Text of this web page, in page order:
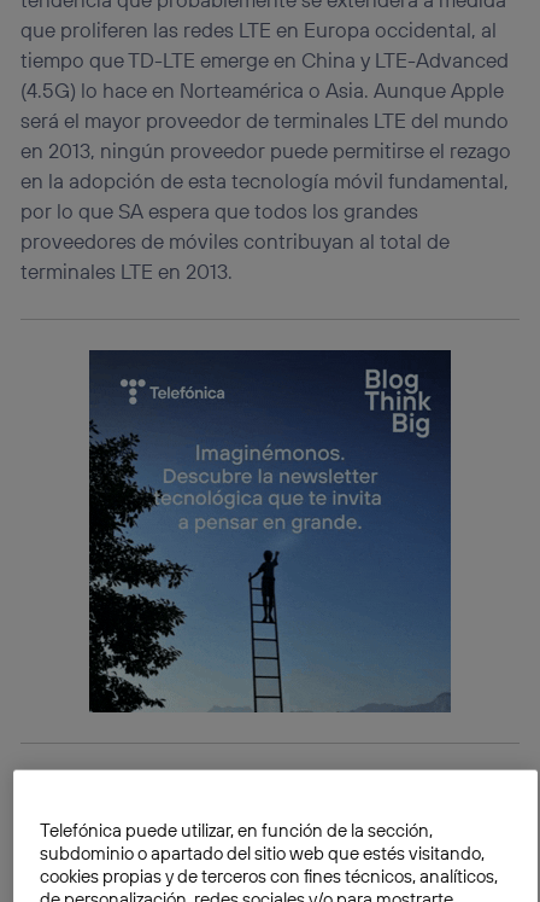
que proliferen las redes LTE en Europa occidental, al
tiempo que TD-LTE emerge en China y LTE-Advanced
(4.5G) lo hace en Norteamérica o Asia. Aunque Apple
será el mayor proveedor de terminales LTE del mundo
en 2013, ningún proveedor puede permitirse el rezago
en la adopción de esta tecnología móvil fundamental,
por lo que SA espera que todos los grandes
proveedores de móviles contribuyan al total de
terminales LTE en 2013.
Aunque en los mercados más desarrollados, como
EE.UU., Corea del Sur, Japón y Europa occidental, 4G
Telefónica puede utilizar, en función de la sección,
subdominio o apartado del sitio web que estés visitando,
cookies propias y de terceros con fines técnicos, analíticos,